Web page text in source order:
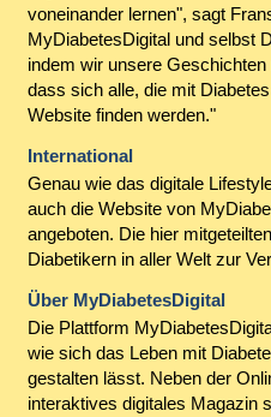
voneinander lernen", sagt
MyDiabetesDigital und selbst
indem wir unsere
dass sich alle, die mit
Website finden werden."
International
Genau wie das digitale
auch die Website von
angeboten. Die hier
Diabetikern in aller Welt zur
Über MyDiabetesDigital
Die Plattform
wie sich das Leben mit
gestalten lässt. Neben der
interaktives digitales Magazin